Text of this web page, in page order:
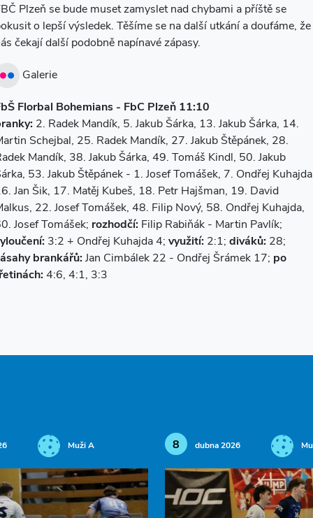
Plzeň se bude muset zamyslet nad chybami a příště se
o lepší výsledek. Těšíme se na další utkání a doufáme, že
čekají další podobně napínavé zápasy.
Galerie
Florbal Bohemians - FbC Plzeň 11:10
2. Radek Mandík, 5. Jakub Šárka, 13. Jakub Šárka, 14.
Schejbal, 25. Radek Mandík, 27. Jakub Štěpánek, 28.
Mandík, 38. Jakub Šárka, 49. Tomáš Kindl, 50. Jakub
53. Jakub Štěpánek - 1. Josef Tomášek, 7. Ondřej
Jan Šik, 17. Matěj Kubeš, 18. Petr Hajšman, 19. David
22. Josef Tomášek, 48. Filip Nový, 58. Ondřej Kuhajda,
Josef Tomášek; rozhodčí: Filip Rabiňák - Martin Pavlík;
3:2 + Ondřej Kuhajda 4; využití: 2:1; diváků: 28;
brankářů: Jan Cimbálek 22 - Ondřej Šrámek 17; po
4:6, 4:1, 3:3
Muži A 8 dubna 2026